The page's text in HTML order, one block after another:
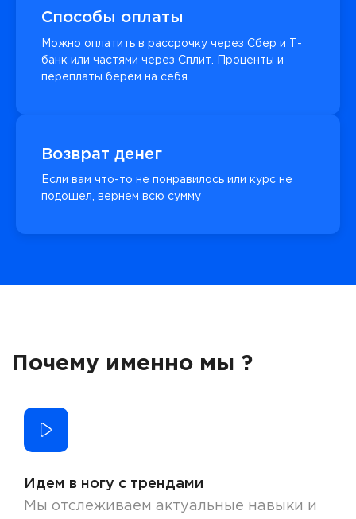
Способы оплаты
Можно оплатить в рассрочку через Сбер и Т-
банк или частями через Сплит. Проценты и
переплаты берём на себя.
Возврат денег
Если вам что-то не понравилось или курс не
подошел, вернем всю сумму
Почему именно мы ?
Идем в ногу с трендами
Мы отслеживаем актуальные навыки и